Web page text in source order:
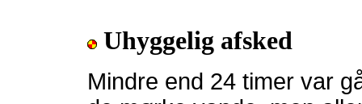
Uhyggelig afsked
Mindre end 24 timer var